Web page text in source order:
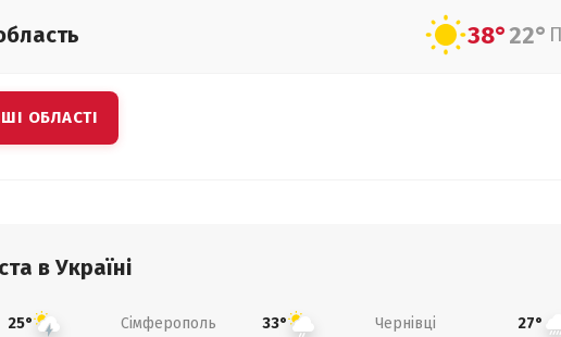
38°22°
ОБЛАСТІ
в Україні
25° Сімферополь 33° Чернівці 27°